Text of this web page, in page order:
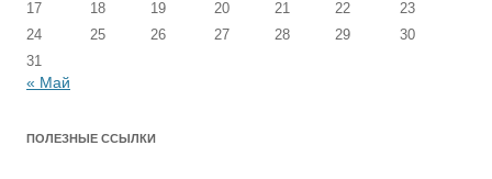
17
18 19 20 21 22
23
24
25 26 27 28 29
30
31
« Май
ПОЛЕЗНЫЕ ССЫЛКИ